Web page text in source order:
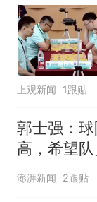
上观新闻 1跟贴
郭士强：
高，希望队
澎湃新闻 2跟贴